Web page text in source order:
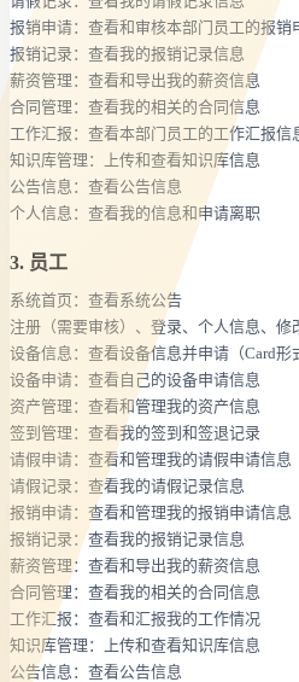
报销申请：查看和审核本部门员工的报销
报销记录：查看我的报销记录信息
薪资管理：查看和导出我的薪资信息
合同管理：查看我的相关的合同信息
工作汇报：查看本部门员工的工作汇报信
知识库管理：上传和查看知识库信息
公告信息：查看公告信息
个人信息：查看我的信息和申请离职
3. 员工
系统首页：查看系统公告
注册（需要审核）、登录、个人信息、修
设备信息：查看设备信息并申请（Card形
设备申请：查看自己的设备申请信息
资产管理：查看和管理我的资产信息
签到管理：查看我的签到和签退记录
请假申请：查看和管理我的请假申请信息
请假记录：查看我的请假记录信息
报销申请：查看和管理我的报销申请信息
报销记录：查看我的报销记录信息
薪资管理：查看和导出我的薪资信息
合同管理：查看我的相关的合同信息
工作汇报：查看和汇报我的工作情况
知识库管理：上传和查看知识库信息
公告信息：查看公告信息